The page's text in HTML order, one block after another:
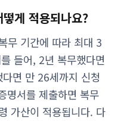
게 적용되나요?
무 기간에 따라 최대 3
들어, 2년 복무했다면
면 만 26세까지 신청
명서를 제출하면 복무
가산이 적용됩니다. 다